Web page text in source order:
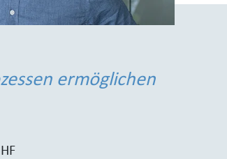
ermöglichen